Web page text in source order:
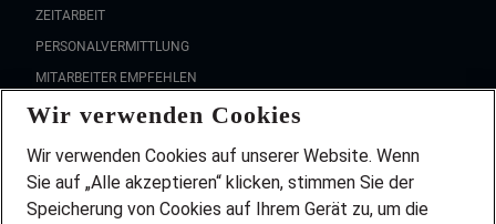
ZEITARBEIT
PERSONALVERMITTLUNG
MITARBEITER EMPFEHLEN
FAQ
Wir stellen ein!
DEINE BERUFSGRUPPE
DEINE LEBENSSITUATION
Wir verwenden Cookies
Wir verwenden Cookies auf unserer Website. Wenn
Sie auf „Alle akzeptieren“ klicken, stimmen Sie der
Speicherung von Cookies auf Ihrem Gerät zu, um die